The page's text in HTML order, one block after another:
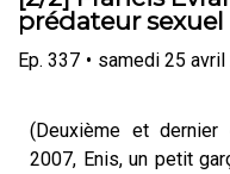
prédateur sexuel
Ep. 337 • samedi 25 avril
(Deuxième et
2007, Enis, un petit